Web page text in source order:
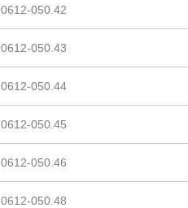
0612-050.42
0612-050.43
0612-050.44
0612-050.45
0612-050.46
0612-050.48